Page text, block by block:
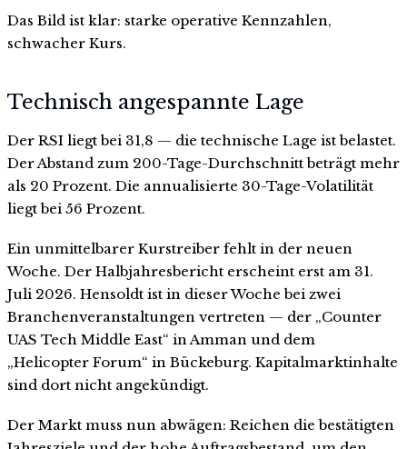
Das Bild ist klar: starke operative Kennzahlen,
schwacher Kurs.
Technisch angespannte Lage
Der RSI liegt bei 31,8 — die technische Lage ist belastet.
Der Abstand zum 200-Tage-Durchschnitt beträgt mehr
als 20 Prozent. Die annualisierte 30-Tage-Volatilität
liegt bei 56 Prozent.
Ein unmittelbarer Kurstreiber fehlt in der neuen
Woche. Der Halbjahresbericht erscheint erst am 31.
Juli 2026. Hensoldt ist in dieser Woche bei zwei
Branchenveranstaltungen vertreten — der „Counter
UAS Tech Middle East“ in Amman und dem
„Helicopter Forum“ in Bückeburg. Kapitalmarktinhalte
sind dort nicht angekündigt.
Der Markt muss nun abwägen: Reichen die bestätigten